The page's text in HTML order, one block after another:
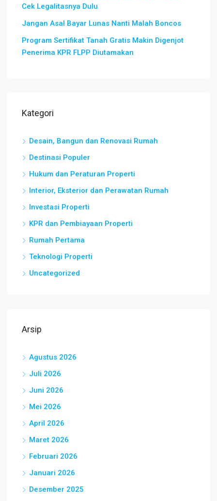
Cek Legalitasnya Dulu
Jangan Asal Bayar Lunas Nanti Malah Boncos
Program Sertifikat Tanah Gratis Makin Digenjot
Penerima KPR FLPP Diutamakan
Kategori
Desain, Bangun dan Renovasi Rumah
Destinasi Populer
Hukum dan Peraturan Properti
Interior, Eksterior dan Perawatan Rumah
Investasi Properti
KPR dan Pembiayaan Properti
Rumah Pertama
Teknologi Properti
Uncategorized
Arsip
Agustus 2026
Juli 2026
Juni 2026
Mei 2026
April 2026
Maret 2026
Februari 2026
Januari 2026
Desember 2025